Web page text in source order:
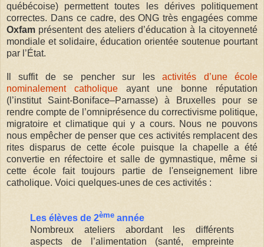
québécoise) permettent toutes les dérives politiquement
correctes. Dans ce cadre, des ONG très engagées comme
Oxfam présentent des ateliers d’éducation à la citoyenneté
mondiale et solidaire, éducation orientée soutenue pourtant
par l’État.
Il suffit de se pencher sur lesactivités d’une école
nominalement catholiqueayant une bonne réputation
(l’institut Saint-Boniface–Parnasse) à Bruxelles pour se
rendre compte de l’omniprésence du correctivisme politique,
migratoire et climatique qui y a cours. Nous ne pouvons
nous empêcher de penser que ces activités remplacent des
rites disparus de cette école puisque la chapelle a été
convertie en réfectoire et salle de gymnastique, même si
cette école fait toujours partie de l'enseignement libre
catholique. Voici quelques-unes de ces activités :
Les élèves de 2ème année
Nombreux ateliers abordant les différents
aspects de l’alimentation (santé, empreinte